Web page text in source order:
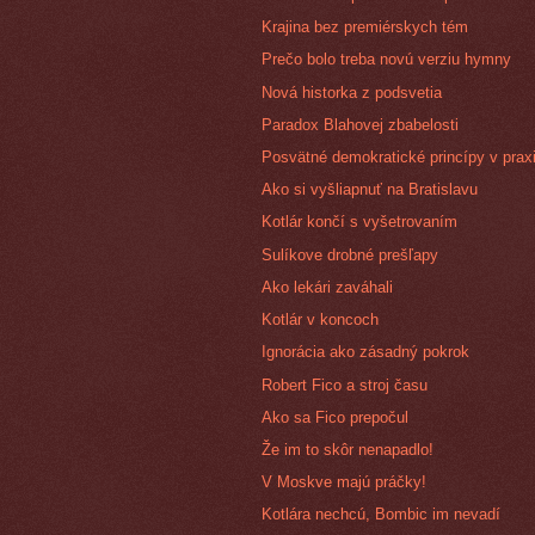
Krajina bez premiérskych tém
Prečo bolo treba novú verziu hymny
Nová historka z podsvetia
Paradox Blahovej zbabelosti
Posvätné demokratické princípy v
Ako si vyšliapnuť na Bratislavu
Kotlár končí s vyšetrovaním
Sulíkove drobné prešľapy
Ako lekári zaváhali
Kotlár v koncoch
Ignorácia ako zásadný pokrok
Robert Fico a stroj času
Ako sa Fico prepočul
Že im to skôr nenapadlo!
V Moskve majú práčky!
Kotlára nechcú, Bombic im nevadí